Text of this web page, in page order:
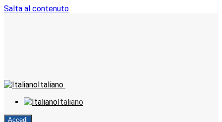
Salta al contenuto
Italiano
Italiano
Accedi